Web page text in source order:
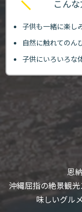
恩
沖縄屈指の絶景観
味しいグル
こん
子供も一緒に楽し
自然に触れてのん
子供にいろいろな